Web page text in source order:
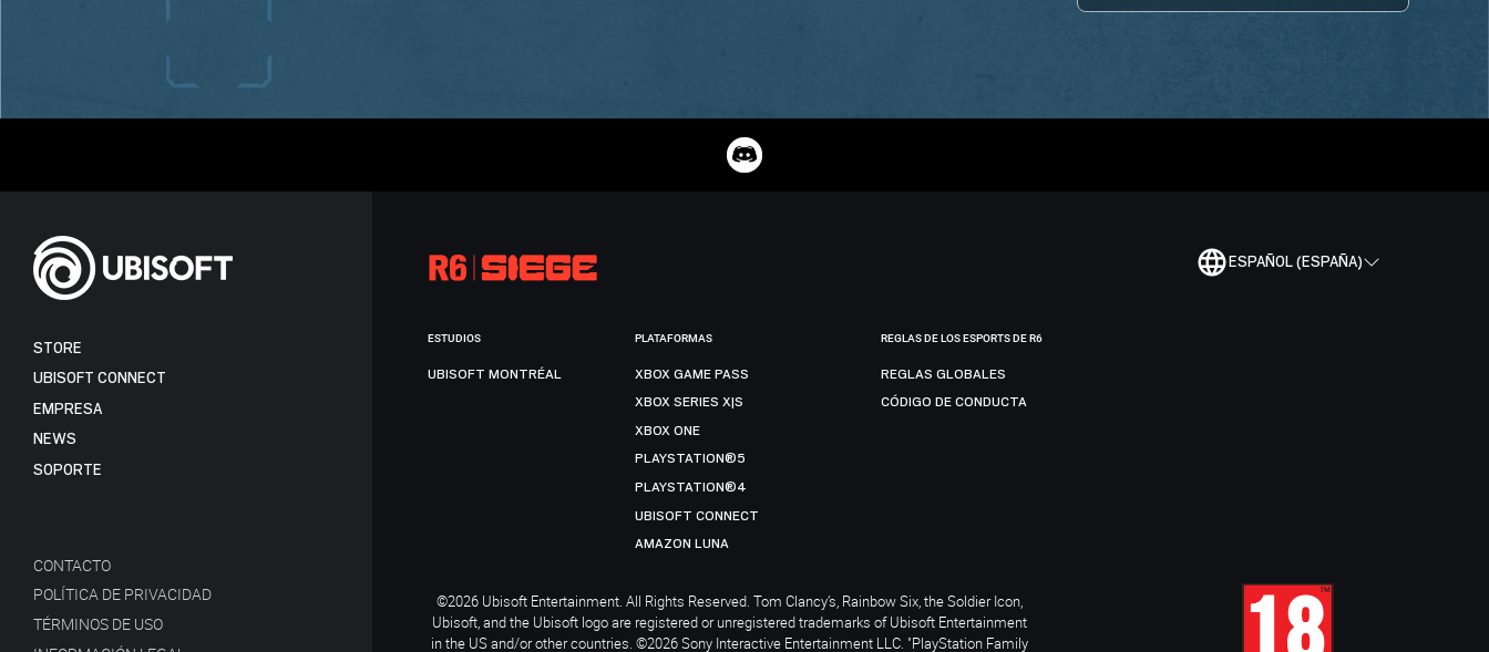
ESPAÑOL (ESPAÑA)
STORE
UBISOFT CONNECT
EMPRESA
NEWS
SOPORTE
CONTACTO
POLÍTICA DE PRIVACIDAD
TÉRMINOS DE USO
ESTUDIOS
UBISOFT MONTRÉAL
PLATAFORMAS
XBOX GAME PASS
XBOX SERIES X|S
XBOX ONE
PLAYSTATION®5
PLAYSTATION®4
UBISOFT CONNECT
AMAZON LUNA
REGLAS DE LOS ESPORTS DE R6
REGLAS GLOBALES
CÓDIGO DE CONDUCTA
©2026 Ubisoft Entertainment. All Rights Reserved. Tom Clancy’s, Rainbow Six, the Soldier Icon,
Ubisoft, and the Ubisoft logo are registered or unregistered trademarks of Ubisoft Entertainment
in the US and/or other countries. ©2026 Sony Interactive Entertainment LLC. "PlayStation Family